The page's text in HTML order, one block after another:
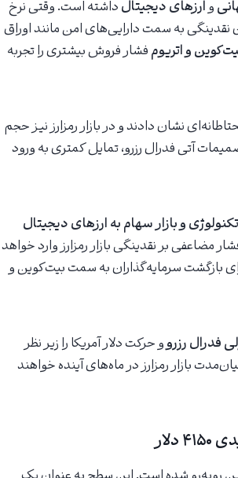
وارزهای دیجیتالداشته است. وقتی نرخ
نقدینگی به سمت دارایی‌های امن مانند اوراق
و اتریومفشار فروش بیشتری را تجربه
نشان دادند و در بازار رمزارز نیز حجم
آتی فدرال رزرو، تمایل کمتری به ورود
و بازار سهام به ارزهای دیجیتال
بر نقدینگی بازار رمزارز وارد خواهد
بازگشت سرمایه‌گذاران به سمت بیت‌کوین و
فدرال رزروو حرکت دلار آمریکا را زیر نظر
بازار رمزارز در ماه‌های آینده خواهند